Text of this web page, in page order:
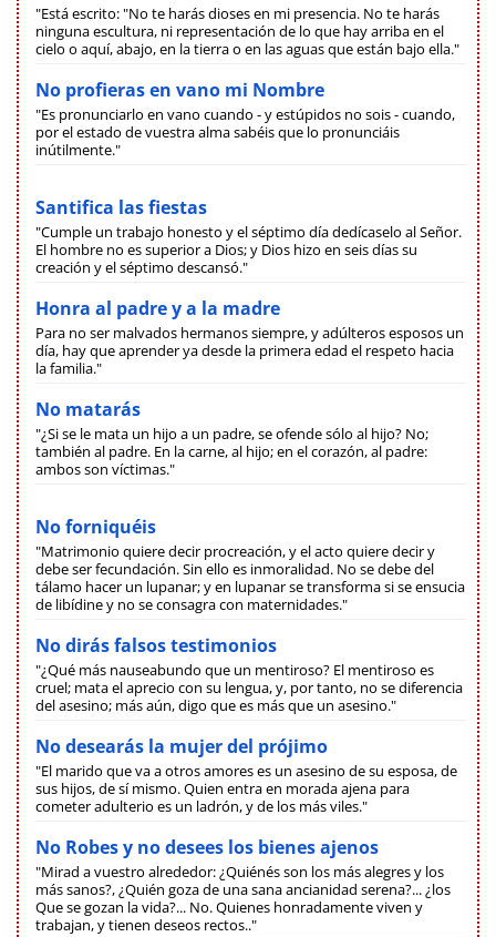
"Está escrito: "No te harás dioses en mi presencia. No te harás
ninguna escultura, ni representación de lo que hay arriba en el
cielo o aquí, abajo, en la tierra o en las aguas que están bajo ella."
No profieras en vano mi Nombre
"Es pronunciarlo en vano cuando - y estúpidos no sois - cuando,
por el estado de vuestra alma sabéis que lo pronunciáis
inútilmente."
Santifica las fiestas
"Cumple un trabajo honesto y el séptimo día dedícaselo al Señor.
El hombre no es superior a Dios; y Dios hizo en seis días su
creación y el séptimo descansó."
Honra al padre y a la madre
Para no ser malvados hermanos siempre, y adúlteros esposos un
día, hay que aprender ya desde la primera edad el respeto hacia
la familia."
No matarás
"¿Si se le mata un hijo a un padre, se ofende sólo al hijo? No;
también al padre. En la carne, al hijo; en el corazón, al padre:
ambos son víctimas."
No forniquéis
"Matrimonio quiere decir procreación, y el acto quiere decir y
debe ser fecundación. Sin ello es inmoralidad. No se debe del
tálamo hacer un lupanar; y en lupanar se transforma si se ensucia
de libídine y no se consagra con maternidades."
No dirás falsos testimonios
"¿Qué más nauseabundo que un mentiroso? El mentiroso es
cruel; mata el aprecio con su lengua, y, por tanto, no se diferencia
del asesino; más aún, digo que es más que un asesino."
No desearás la mujer del prójimo
"El marido que va a otros amores es un asesino de su esposa, de
sus hijos, de sí mismo. Quien entra en morada ajena para
cometer adulterio es un ladrón, y de los más viles."
No Robes y no desees los bienes ajenos
"Mirad a vuestro alrededor: ¿Quiénés son los más alegres y los
más sanos?, ¿Quién goza de una sana ancianidad serena?... ¿los
Que se gozan la vida?... No. Quienes honradamente viven y
trabajan, y tienen deseos rectos.."